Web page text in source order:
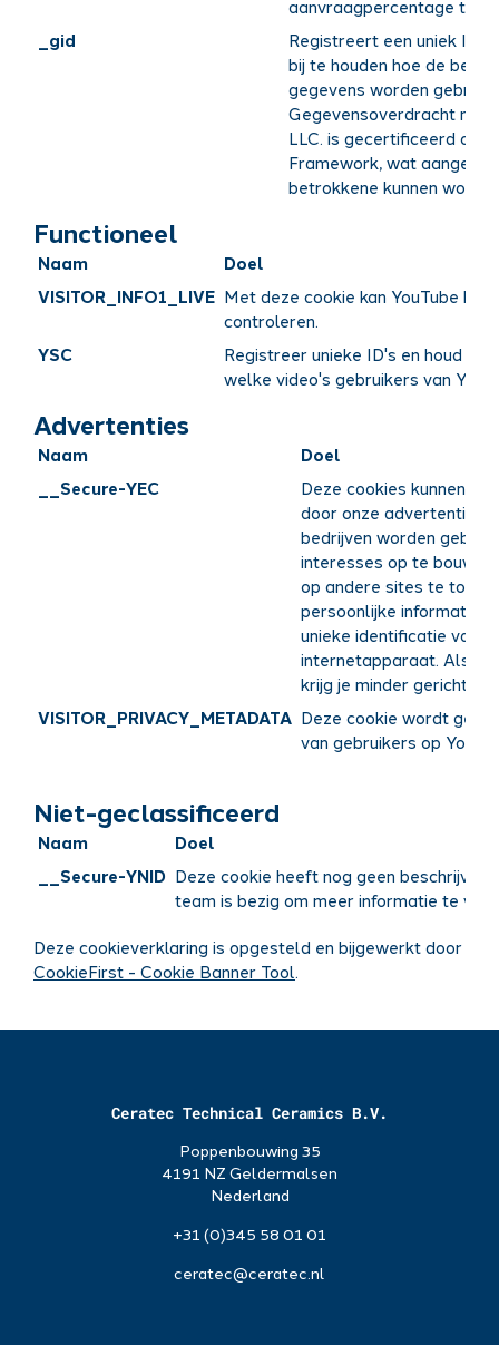
aanvraagpercentage te
_gid
Registreert een uniek ID
bij te houden hoe de
gegevens worden
Gegevensoverdracht
LLC. is gecertificeerd
Framework, wat
betrokkene kunnen
Functioneel
Naam
Doel
VISITOR_INFO1_LIVE Met deze cookie kan YouTube
controleren.
YSC
Registreer unieke ID's en houd
welke video's gebruikers van
Advertenties
Naam
Doel
__Secure-YEC
Deze cookies kunnen
door onze
bedrijven worden
interesses op te
op andere sites te
persoonlijke informatie
unieke identificatie van
internetapparaat. Als je
krijg je minder gerichte
VISITOR_PRIVACY_METADATA Deze cookie wordt
van gebruikers op
Niet-geclassificeerd
Naam
Doel
__Secure-YNID Deze cookie heeft nog geen beschrijving
team is bezig om meer informatie te
Deze cookieverklaring is opgesteld en bijgewerkt door
CookieFirst - Cookie Banner Tool.
Ceratec Technical Ceramics B.V.
Poppenbouwing 35
4191 NZ Geldermalsen
Nederland
+31 (0)345 58 01 01
ceratec@ceratec.nl